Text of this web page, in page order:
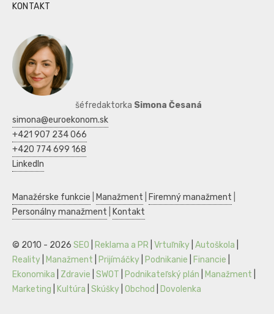
KONTAKT
šéfredaktorka Simona Česaná
simona@euroekonom.sk
+421 907 234 066
+420 774 699 168
LinkedIn
Manažérske funkcie Manažment Firemný manažment
Personálny manažment
Kontakt
© 2010 - 2026 SEO Reklama a PR Vrtuľníky Autoškola
Reality
Manažment Prijímáčky Podnikanie Financie
Ekonomika
Zdravie SWOT Podnikateľský plán Manažment
Marketing
Kultúra Skúšky Obchod Dovolenka